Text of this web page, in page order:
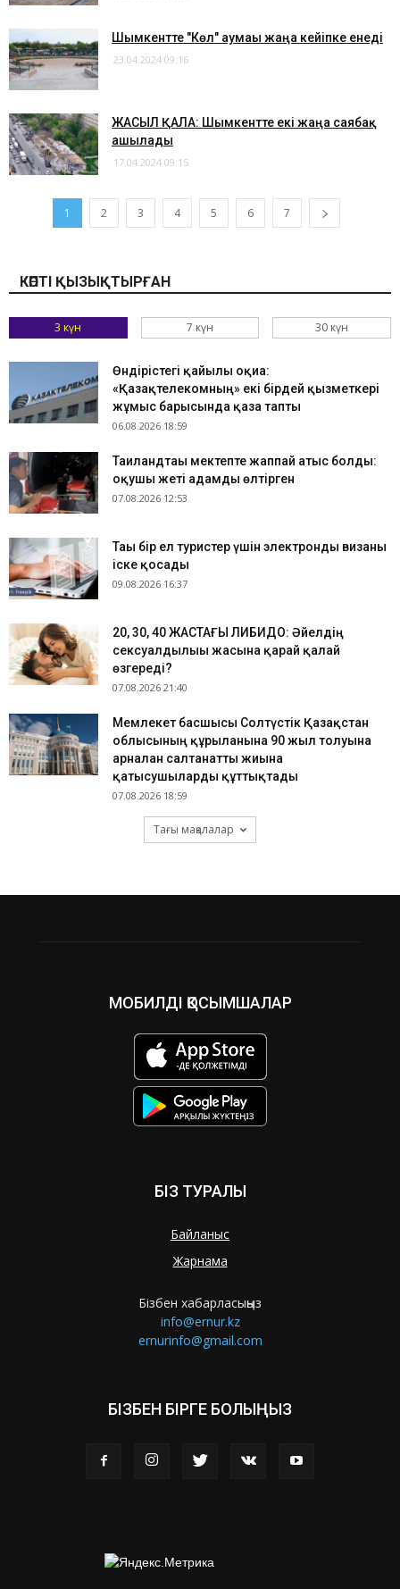
Шымкентте "Көл" аумағы жаңа кейіпке енеді
23.04.2024 09:16
​ЖАСЫЛ ҚАЛА: Шымкентте екі жаңа саябақ
ашылады
17.04.2024 09:15
1 2 3 4 5 6 7
КӨПТІ ҚЫЗЫҚТЫРҒАН
3 күн 7 күн 30 күн
Өндірістегі қайғылы оқиға:
«Қазақтелекомның» екі бірдей қызметкері
жұмыс барысында қаза тапты
06.08.2026 18:59
Таиландтағы мектепте жаппай атыс болды:
оқушы жеті адамды өлтірген
07.08.2026 12:53
Тағы бір ел туристер үшін электронды визаны
іске қосады
09.08.2026 16:37
​20, 30, 40 ЖАСТАҒЫ ЛИБИДО: Әйелдің
сексуалдылығы жасына қарай қалай
өзгереді?
07.08.2026 21:40
Мемлекет басшысы Солтүстік Қазақстан
облысының құрылғанына 90 жыл толуына
арналған салтанатты жиынға
қатысушыларды құттықтады
07.08.2026 18:59
Тағы мақалалар
МОБИЛДІ ҚОСЫМШАЛАР
БІЗ ТУРАЛЫ
Байланыс
Жарнама
Бізбен хабарласыңыз
info@ernur.kz
ernurinfo@gmail.com
БІЗБЕН БІРГЕ БОЛЫҢЫЗ